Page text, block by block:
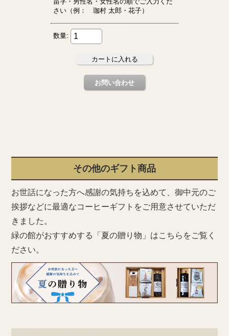
その他のギフト商品
お世話になった方へ感謝の気持ちを込めて、御中元のご
挨拶などに最適なコーヒーギフトをご用意させていただ
きました。
緑の館がおすすめする「夏の贈り物」はこちらをご覧く
ださい。